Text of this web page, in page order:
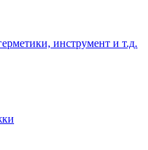
инструмент и т.д.